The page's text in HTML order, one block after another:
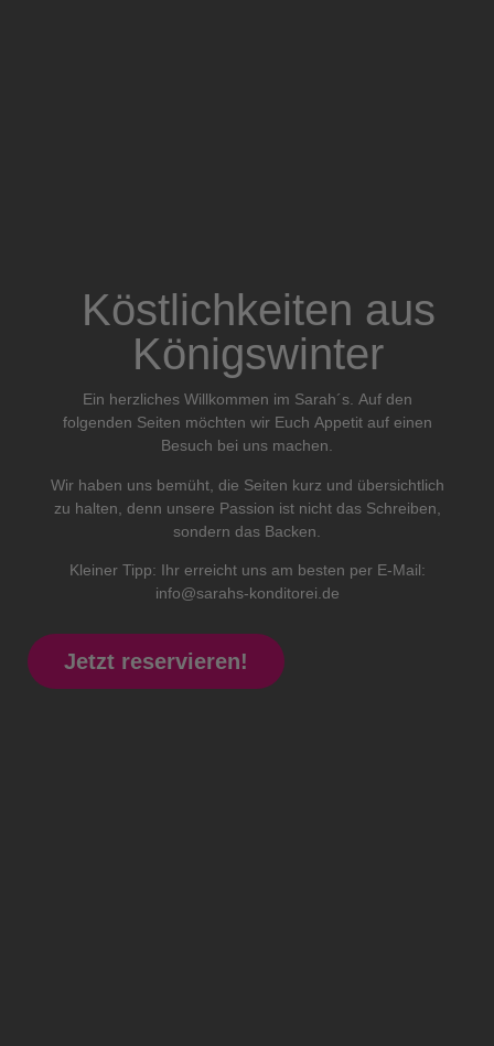
Köstlichkeiten aus
Königswinter
Ein herzliches Willkommen im Sarah´s. Auf den
folgenden Seiten möchten wir Euch Appetit auf einen
Besuch bei uns machen.
Wir haben uns bemüht, die Seiten kurz und übersichtlich
zu halten, denn unsere Passion ist nicht das Schreiben,
sondern das Backen.
Kleiner Tipp: Ihr erreicht uns am besten per E-Mail:
info@sarahs-konditorei.de
Jetzt reservieren!